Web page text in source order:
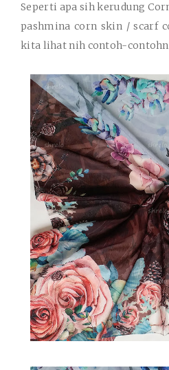
Seperti apa sih kerudung
pashmina corn skin / scarf
kita lihat nih contoh-